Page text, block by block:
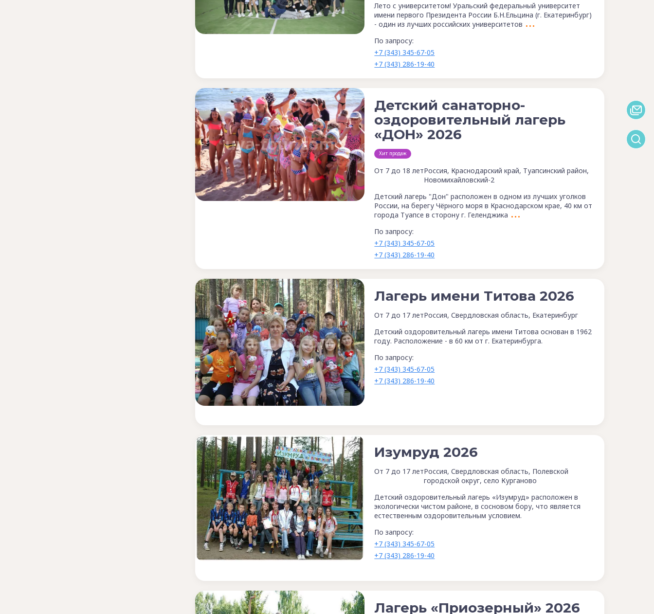
Лето с университетом! Уральский федеральный университет
имени первого Президента России Б.Н.Ельцина (г. Екатеринбург)
- один из лучших российских университетов
По запросу:
+7 (343) 345-67-05
+7 (343) 286-19-40
Детский санаторно-
оздоровительный лагерь
«ДОН» 2026
Хит продаж
От 7 до 18 летРоссия, Краснодарский край, Туапсинский район,
Новомихайловский-2
Детский лагерь "Дон" расположен в одном из лучших уголков
России, на берегу Чёрного моря в Краснодарском крае, 40 км от
города Туапсе в сторону г. Геленджика
По запросу:
+7 (343) 345-67-05
+7 (343) 286-19-40
Лагерь имени Титова 2026
От 7 до 17 летРоссия, Свердловская область, Екатеринбург
Детский оздоровительный лагерь имени Титова основан в 1962
году. Расположение - в 60 км от г. Екатеринбурга.
По запросу:
+7 (343) 345-67-05
+7 (343) 286-19-40
Изумруд 2026
От 7 до 17 летРоссия, Свердловская область, Полевской
городской округ, село Курганово
Детский оздоровительный лагерь «Изумруд» расположен в
экологически чистом районе, в сосновом бору, что является
естественным оздоровительным условием.
По запросу:
+7 (343) 345-67-05
+7 (343) 286-19-40
Лагерь «Приозерный» 2026